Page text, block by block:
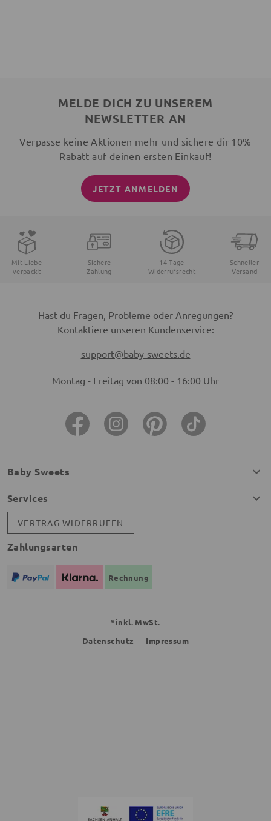
MELDE DICH ZU UNSEREM
NEWSLETTER AN
Verpasse keine Aktionen mehr und sichere dir 10%
Rabatt auf deinen ersten Einkauf!
JETZT ANMELDEN
Mit Liebe
verpackt
Sichere
Zahlung
14 Tage
Widerrufsrecht
Schneller
Versand
Hast du Fragen, Probleme oder Anregungen?
Kontaktiere unseren Kundenservice:
support@baby-sweets.de
Montag - Freitag von 08:00 - 16:00 Uhr
Baby Sweets
Services
VERTRAG WIDERRUFEN
Zahlungsarten
Rechnung
*inkl. MwSt.
Datenschutz
Impressum